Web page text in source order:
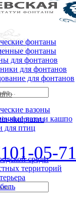
skulptur.ru
05-71
фонтаны
фонтаны
для фонтанов
для фонтанов
для фонтанов
вазоны
вазы и кашпо
для птиц
среды
территорий